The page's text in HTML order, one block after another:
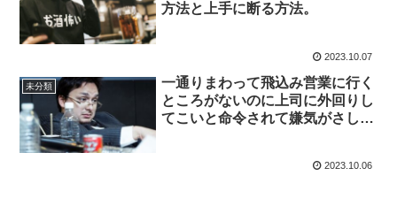
方法と上手に断る方法。
2023.10.07
未分類
一通りまわって飛込み営業に行く
ところがないのに上司に外回りし
てこいと命令されて嫌気がさして
2023.10.06